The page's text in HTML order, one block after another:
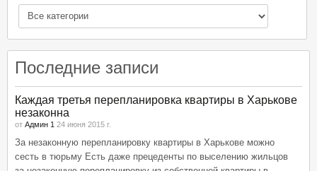
Последние записи
Каждая третья перепланировка квартиры в Харькове
незаконна
от Админ 1 24 июня 2015 г.
За незаконную перепланировку квартиры в Харькове можно
сесть в тюрьму Есть даже прецеденты по выселению жильцов